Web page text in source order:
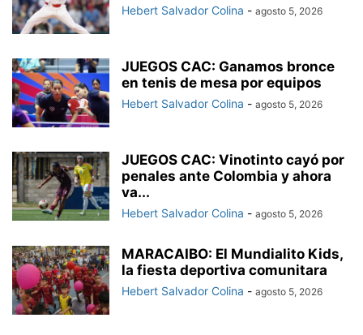
Hebert Salvador Colina - agosto 5, 2026
JUEGOS CAC: Ganamos bronce
en tenis de mesa por equipos
Hebert Salvador Colina - agosto 5, 2026
JUEGOS CAC: Vinotinto cayó por
penales ante Colombia y ahora
va...
Hebert Salvador Colina - agosto 5, 2026
MARACAIBO: El Mundialito Kids,
la fiesta deportiva comunitara
Hebert Salvador Colina - agosto 5, 2026